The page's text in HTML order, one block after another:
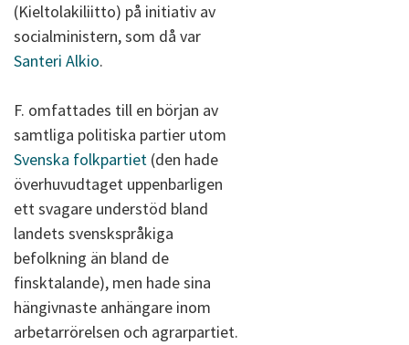
(Kieltolakiliitto) på initiativ av
socialministern, som då var
Santeri Alkio.
F. omfattades till en början av
samtliga politiska partier utom
Svenska folkpartiet (den hade
överhuvudtaget uppenbarligen
ett svagare understöd bland
landets svenskspråkiga
befolkning än bland de
finsktalande), men hade sina
hängivnaste anhängare inom
arbetarrörelsen och agrarpartiet.